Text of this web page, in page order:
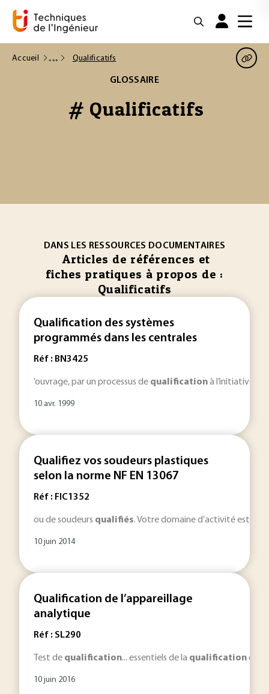
Accueil Qualificatifs
GLOSSAIRE
# Qualificatifs
DANS LES RESSOURCES DOCUMENTAIRES
Articles de références et
fiches pratiques à propos de :
Qualificatifs
Qualification des systèmes
programmés dans les centrales
Réf : BN3425
’ouvrage, par un processus de qualificationà l’initiative
10 avr. 1999
Qualifiez vos soudeurs plastiques
selon la norme NF EN 13067
Réf : FIC1352
ou de soudeurs qualifiés. Votre domaine d’activité est
10 juin 2014
Qualification de l’appareillage
analytique
Réf : SL290
Test de qualification... essentiels de la qualificationde
10 juin 2016